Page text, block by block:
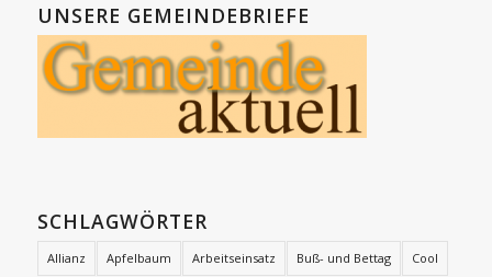
UNSERE GEMEINDEBRIEFE
SCHLAGWÖRTER
Allianz Apfelbaum Arbeitseinsatz Buß- und Bettag Cool